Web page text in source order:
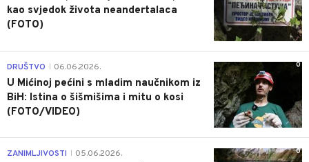
kao svjedok života neandertalaca
(FOTO)
0
DRUŠTVO 06.06.2026.
U Mićinoj pećini s mladim naučnikom iz
BiH: Istina o šišmišima i mitu o kosi
(FOTO/VIDEO)
0
ZANIMLJIVOSTI 05.06.2026.